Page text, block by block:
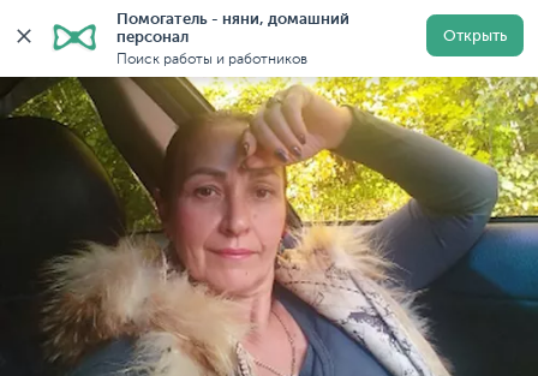
Помогатель - няни, домашний
персонал
Поиск работы и работников
Открыть
Главная Мастера на час Мастер на час Лолита